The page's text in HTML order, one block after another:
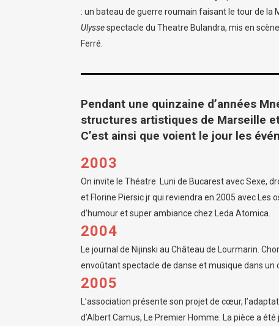
: un bateau de guerre roumain faisant le tour de la
Ulyssespectacle du Theatre Bulandra, mis en
Ferré.
Pendant une quinzaine d’années
structures artistiques de Marseille
C’est ainsi que voient le jour les
2003
On invite le Théatre Luni de Bucarest avec Sexe,
et Florine Piersic jr qui reviendra en 2005 avec Les
d’humour et super ambiance chez Leda Atomica.
2004
Le journal de Nijinski au Château de Lourmarin.
envoûtant spectacle de danse et musique dans un
2005
L’association présente son projet de cœur,
d’Albert Camus, Le Premier Homme. La pièce a